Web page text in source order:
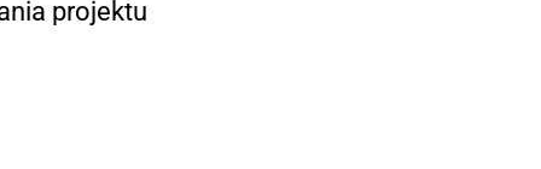
projektu